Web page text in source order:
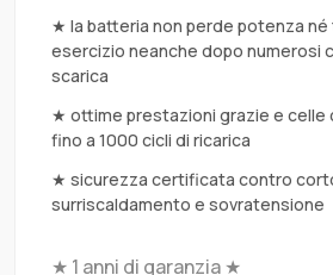
★ la batteria non perde potenza
esercizio neanche dopo numerosi
scarica
★ ottime prestazioni grazie e celle
fino a 1000 cicli di ricarica
★ sicurezza certificata contro
surriscaldamento e sovratensione
★ 1 anni di garanzia ★